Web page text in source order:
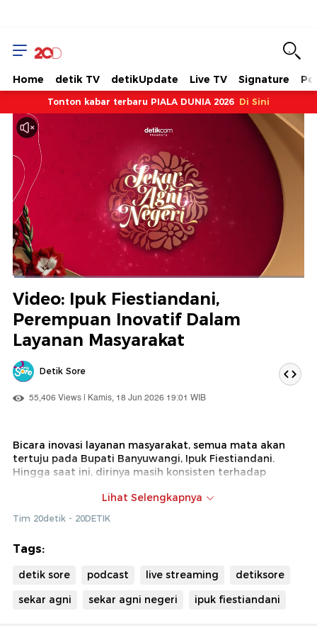
Home detik TV detikUpdate Live TV Signature
Tonton kabar terbaru PIALA DUNIA 2026 Di Sini
Berhenti
Suara
Hidup
Saat
ini
Dimuat:
Video: Ipuk Fiestiandani,
Perempuan Inovatif Dalam
Layanan Masyarakat
Detik Sore
55,406 Views | Kamis, 18 Jun 2026 19:01 WIB
Bicara inovasi layanan masyarakat, semua mata akan
tertuju pada Bupati Banyuwangi, Ipuk Fiestiandani.
Hingga saat ini, dirinya masih konsisten terhadap
masyarakat memperoleh peyalanan maksimal dari
pemerintah daerah.
lalu, Banyuwangi Melayani. Dengan metode ini, ia ingin
berorientasi pada pendekatan humanis. Bagaimana
kesejahteraan warganya? Simak diskusinya dalam
Lihat Selengkapnya
Tim 20detik - 20DETIK
Tags:
detik sore podcast live streaming
detiksore
sekar agni
sekar agni negeri ipuk fiestiandani